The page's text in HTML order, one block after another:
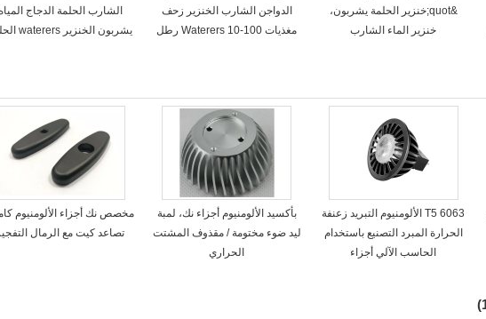
الشارب الحلمة الدجاج
يشربون الخنزير waterers الحلمة
الدواجن الشارب الخنزير زحف
مغذيات Waterers 10-100 رطل
&quot;خنزير الحلمة يشربون،
خنزير الماء الشارب
مخصص نك أجزاء الألومنيوم
تصاعد كيت مع الرمال
بأكسيد الألومنيوم أجزاء نك، لمبة
ليد ضوء مختومة / مقذوف المشتت
الحراري
6063 T5 الألومنيوم التبريد زعنفة
الحرارة المبرد التصنيع باستخدام
الحاسب الآلي أجزاء